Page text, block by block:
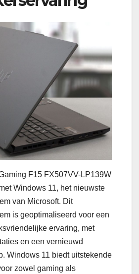
F15 FX507VV-LP139W
Windows 11, het nieuwste
van Microsoft. Dit
is geoptimaliseerd voor een
ervaring, met
en een vernieuwd
Windows 11 biedt uitstekende
zowel gaming als